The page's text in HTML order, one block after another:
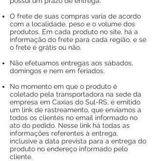
O frete de suas compras varia de acordo
com a localidade, peso e o volume dos
produtos. Em cada produto no site, há a
informação do frete para cada região, e se
o frete é grátis ou não.
Não efetuamos entregas aos sábados,
domingos e nem em feriados.
No momento em que o produto é
coletado pela transportadora na sede da
empresa em Caxias do Sul-RS, é emitido
um link de rastreamento, que enviamos a
todos os clientes no email informado no
ato do pedido. Nesse link há todas as
informações referentes à entrega,
inclusive a data prevista para a entrega do
produto no endereço informado pelo
cliente.